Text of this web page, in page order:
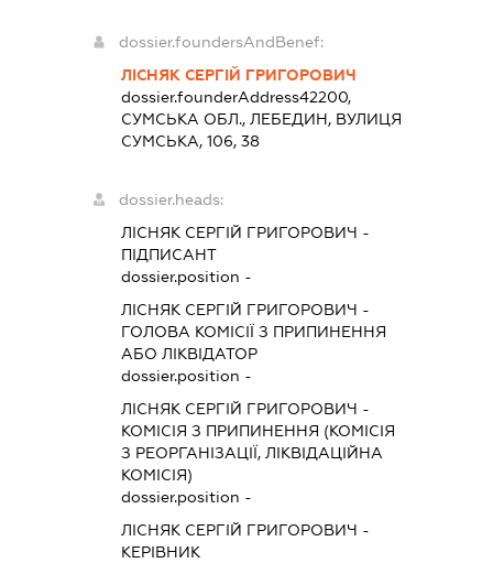
dossier.foundersAndBenef:
ЛІСНЯК СЕРГІЙ ГРИГОРОВИЧ
dossier.founderAddress42200,
СУМСЬКА ОБЛ., ЛЕБЕДИН, ВУЛИЦЯ
СУМСЬКА, 106, 38
dossier.heads:
ЛІСНЯК СЕРГІЙ ГРИГОРОВИЧ -
ПІДПИСАНТ
dossier.position -
ЛІСНЯК СЕРГІЙ ГРИГОРОВИЧ -
ГОЛОВА КОМІСІЇ З ПРИПИНЕННЯ
АБО ЛІКВІДАТОР
dossier.position -
ЛІСНЯК СЕРГІЙ ГРИГОРОВИЧ -
КОМІСІЯ З ПРИПИНЕННЯ (КОМІСІЯ
З РЕОРГАНІЗАЦІЇ, ЛІКВІДАЦІЙНА
КОМІСІЯ)
dossier.position -
ЛІСНЯК СЕРГІЙ ГРИГОРОВИЧ -
КЕРІВНИК